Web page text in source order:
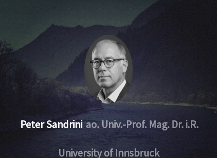
Peter Sandriniao. Univ.-Prof. Mag. Dr. i.R.
University of Innsbruck